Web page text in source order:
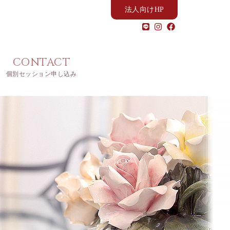
法人向けHP
CONTACT
個別セッション申し込み